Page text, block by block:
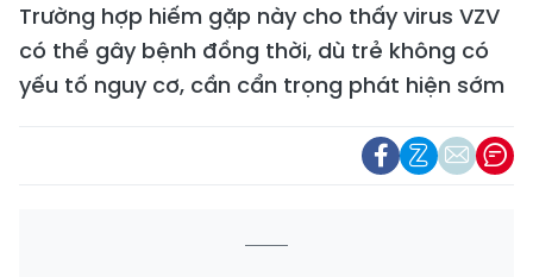
Trường hợp hiếm gặp này cho thấy virus VZV
có thể gây bệnh đồng thời, dù trẻ không có
yếu tố nguy cơ, cần cẩn trọng phát hiện sớm